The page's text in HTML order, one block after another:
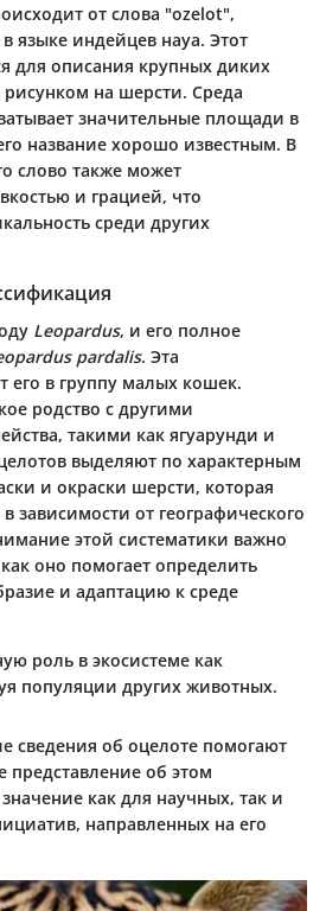
от слова "ozelot",
языке индейцев науа. Этот
для описания крупных диких
на шерсти. Среда
значительные площади в
название хорошо известным. В
слово также может
и грацией, что
среди других
Leopardus, и его полное
pardalis. Эта
его в группу малых кошек.
родство с другими
такими как ягуарунди и
выделяют по характерным
и окраски шерсти, которая
зависимости от географического
этой систематики важно
оно помогает определить
и адаптацию к среде
роль в экосистеме как
популяции других животных.
сведения об оцелоте помогают
об этом
как для научных, так и
направленных на его